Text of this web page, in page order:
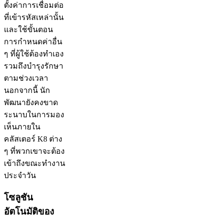
ตั้งค่าการเชื่อมต่อ
ที่เข้ารหัสเหล่านั้น
และใช้ขั้นตอน
การกำหนดค่าอื่น
ๆ ที่ผู้ใช้ต้องทำเอง
รวมถึงบำรุงรักษา
ตามช่วงเวลา
นอกจากนี้ นัก
พัฒนายังคงขาด
ระนาบในการมอง
เห็นภายใน
คลัสเตอร์ K8 ต่าง
ๆ ที่พวกเขาจะต้อง
เข้าถึงขณะทำงาน
ประจำวัน
โซลูชัน
อัตโนมัติของ